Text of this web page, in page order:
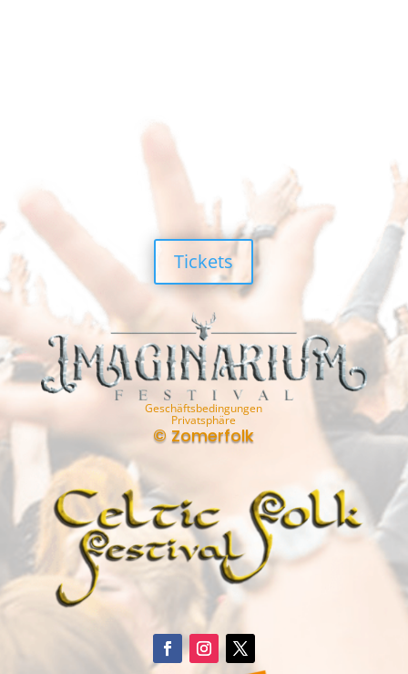
Tickets
Geschäftsbedingungen
Privatsphäre
© Zomerfolk